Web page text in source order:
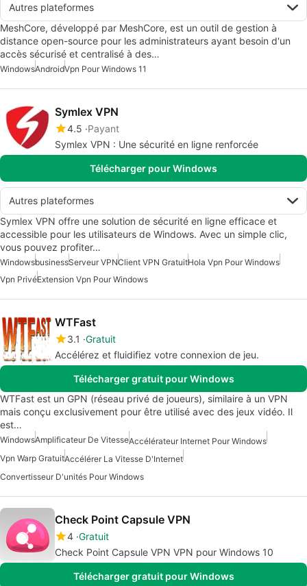
Autres plateformes
MeshCore, développé par MeshCore, est un outil de gestion à
distance open-source pour les administrateurs ayant besoin d'un
accès sécurisé et centralisé à des…
WindowsAndroidVpn Pour Windows 11
Symlex VPN
4.5 Payant
Symlex VPN : Une sécurité en ligne renforcée
Télécharger pour Windows
Autres plateformes
Symlex VPN offre une solution de sécurité en ligne efficace et
accessible pour les utilisateurs de Windows. Avec un simple clic,
vous pouvez profiter…
WindowsbusinessServeur VPNClient VPN GratuitHola Vpn Pour Windows
Vpn PrivéExtension Vpn Pour Windows
WTFast
3.1 Gratuit
Accélérez et fluidifiez votre connexion de jeu.
Télécharger gratuit pour Windows
WTFast est un GPN (réseau privé de joueurs), similaire à un VPN
mais conçu exclusivement pour être utilisé avec des jeux vidéo. Il
est…
WindowsAmplificateur De VitesseAccélérateur Internet Pour Windows
Vpn Warp GratuitAccélérer La Vitesse D'Internet
Convertisseur D'unités Pour Windows
Check Point Capsule VPN
4 Gratuit
Check Point Capsule VPN VPN pour Windows 10
Télécharger gratuit pour Windows